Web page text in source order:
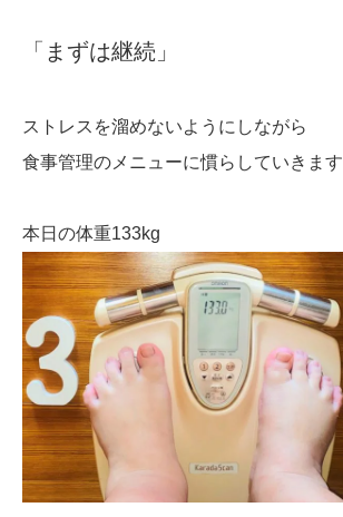
「まずは継続」
ストレスを溜めないようにしながら
食事管理のメニューに慣らしていきます
本日の体重133kg